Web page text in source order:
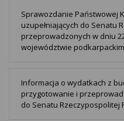
Sprawozdanie Państwowej
uzupełniających do Senatu
przeprowadzonych w dniu
województwie
Informacja o wydatkach z
przygotowanie i
do Senatu Rzeczypospolitej